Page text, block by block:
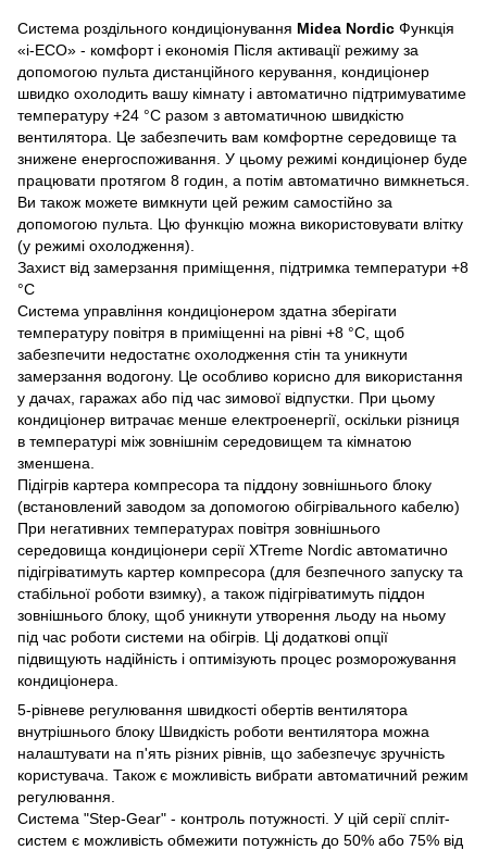
Система роздільного кондиціонування Midea Nordic Функція
«i-ECO» - комфорт і економія Після активації режиму за
допомогою пульта дистанційного керування, кондиціонер
швидко охолодить вашу кімнату і автоматично підтримуватиме
температуру +24 °С разом з автоматичною швидкістю
вентилятора. Це забезпечить вам комфортне середовище та
знижене енергоспоживання. У цьому режимі кондиціонер буде
працювати протягом 8 годин, а потім автоматично вимкнеться.
Ви також можете вимкнути цей режим самостійно за
допомогою пульта. Цю функцію можна використовувати влітку
(у режимі охолодження).
Захист від замерзання приміщення, підтримка температури +8
°С
Система управління кондиціонером здатна зберігати
температуру повітря в приміщенні на рівні +8 °С, щоб
забезпечити недостатнє охолодження стін та уникнути
замерзання водогону. Це особливо корисно для використання
у дачах, гаражах або під час зимової відпустки. При цьому
кондиціонер витрачає менше електроенергії, оскільки різниця
в температурі між зовнішнім середовищем та кімнатою
зменшена.
Підігрів картера компресора та піддону зовнішнього блоку
(встановлений заводом за допомогою обігрівального кабелю)
При негативних температурах повітря зовнішнього
середовища кондиціонери серії XTreme Nordic автоматично
підігріватимуть картер компресора (для безпечного запуску та
стабільної роботи взимку), а також підігріватимуть піддон
зовнішнього блоку, щоб уникнути утворення льоду на ньому
під час роботи системи на обігрів. Ці додаткові опції
підвищують надійність і оптимізують процес розморожування
кондиціонера.
5-рівневе регулювання швидкості обертів вентилятора
внутрішнього блоку Швидкість роботи вентилятора можна
налаштувати на п'ять різних рівнів, що забезпечує зручність
користувача. Також є можливість вибрати автоматичний режим
регулювання.
Система "Step-Gear" - контроль потужності. У цій серії спліт-
систем є можливість обмежити потужність до 50% або 75% від